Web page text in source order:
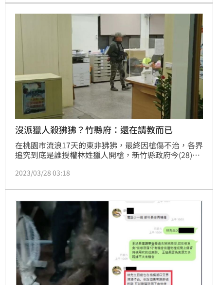
保育法，開罰5萬元，六福村也做出回應。
沒派獵人殺狒狒？竹縣府：還在請教而已
在桃園市流浪17天的東非狒狒，最終因槍傷不治，各界
追究到底是誰授權林姓獵人開槍，新竹縣政府今(28)日
LINE訊息紀錄證明，昨日上午聯繫林男時，林男已在
沒有派林姓獵人過去，甚至開槍打死狒狒」。(賴俊佑)
2023/03/28 03:18